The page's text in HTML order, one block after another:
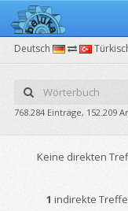
Deutsch
768.284 Einträge, 152.209
Keine direkten
1 indirekte